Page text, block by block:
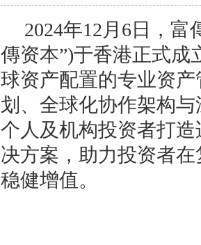
2024年12月6日，
傳资本”)于香港正式成
球资产配置的专业资
划、全球化协作架构
个人及机构投资者打
决方案，助力投资者
稳健增值。